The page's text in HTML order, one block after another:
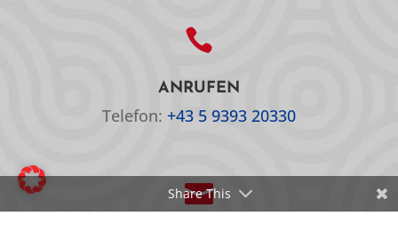

ANRUFEN
Telefon: +43 5 9393 20330

Share This